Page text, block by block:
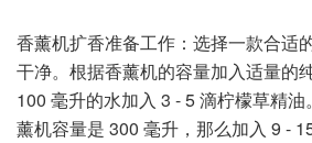
香薰机扩香准备工作：选择一款合适
干净。根据香薰机的容量加入适量的
100 毫升的水加入 3 - 5 滴柠檬草精
薰机容量是 300 毫升，那么加入 9 -